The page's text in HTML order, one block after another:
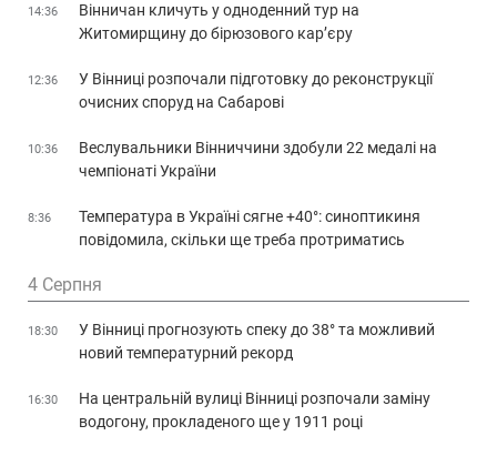
14:36
Вінничан кличуть у одноденний тур на
Житомирщину до бірюзового кар’єру
12:36
У Вінниці розпочали підготовку до реконструкції
очисних споруд на Сабарові
10:36
Веслувальники Вінниччини здобули 22 медалі на
чемпіонаті України
8:36
Температура в Україні сягне +40°: синоптикиня
повідомила, скільки ще треба протриматись
4 Серпня
18:30
У Вінниці прогнозують спеку до 38° та можливий
новий температурний рекорд
16:30
На центральній вулиці Вінниці розпочали заміну
водогону, прокладеного ще у 1911 році